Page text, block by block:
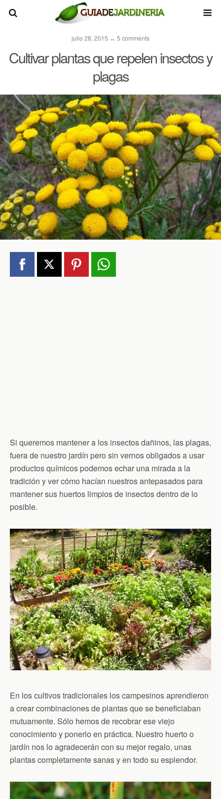
julio 28, 2015 ↔ 5 comments
Cultivar plantas que repelen insectos y
plagas
Si queremos mantener a los insectos dañinos, las plagas,
fuera de nuestro jardín pero sin vernos obligados a usar
productos químicos podemos echar una mirada a la
tradición y ver cómo hacían nuestros antepasados para
mantener sus huertos limpios de insectos dentro de lo
posible.
En los cultivos tradicionales los campesinos aprendieron
a crear combinaciones de plantas que se beneficiaban
mutuamente. Sólo hemos de recobrar ese viejo
conocimiento y ponerlo en práctica. Nuestro huerto o
jardín nos lo agradecerán con su mejor regalo, unas
plantas completamente sanas y en todo su esplendor.